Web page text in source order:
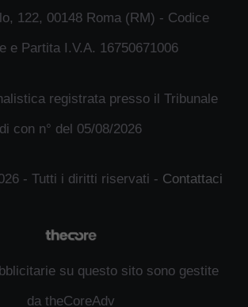
122, 00148 Roma (RM) - Codice
e Partita I.V.A. 16750671006
registrata presso il Tribunale
di con n° del 05/08/2026
- Tutti i diritti riservati - Contattaci
su questo sito sono gestite
da theCoreAdv